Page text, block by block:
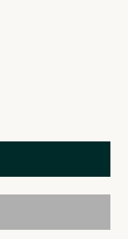
Log in to portal